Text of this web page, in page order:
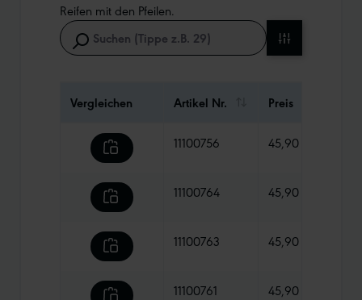
Reifen mit den Pfeilen.
Vergleichen Artikel Nr. Preis
11100756 45,90 €
11100764 45,90 €
11100763 45,90 €
11100761 45,90 €